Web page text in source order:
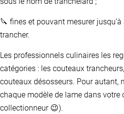
🔪 fines et pouvant mesurer
trancher.
Les professionnels culinaires les
catégories : les couteaux
couteaux désosseurs. Pour autant,
chaque modèle de lame dans votre
collectionneur 😉).